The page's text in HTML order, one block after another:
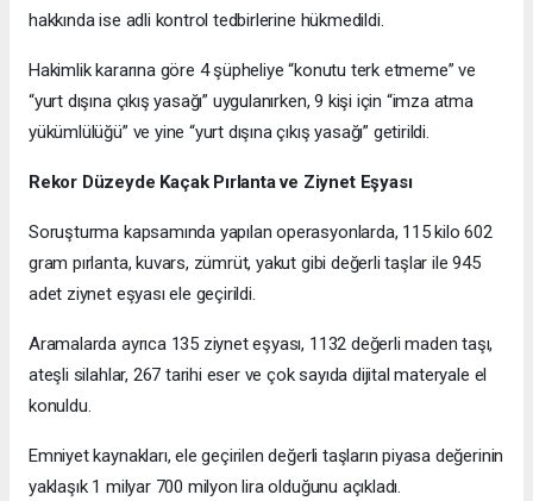
hakkında ise adli kontrol tedbirlerine hükmedildi.
Hakimlik kararına göre 4 şüpheliye “konutu terk etmeme” ve
“yurt dışına çıkış yasağı” uygulanırken, 9 kişi için “imza atma
yükümlülüğü” ve yine “yurt dışına çıkış yasağı” getirildi.
Rekor Düzeyde Kaçak Pırlanta ve Ziynet Eşyası
Soruşturma kapsamında yapılan operasyonlarda, 115 kilo 602
gram pırlanta, kuvars, zümrüt, yakut gibi değerli taşlar ile 945
adet ziynet eşyası ele geçirildi.
Aramalarda ayrıca 135 ziynet eşyası, 1132 değerli maden taşı,
ateşli silahlar, 267 tarihi eser ve çok sayıda dijital materyale el
konuldu.
Emniyet kaynakları, ele geçirilen değerli taşların piyasa değerinin
yaklaşık 1 milyar 700 milyon lira olduğunu açıkladı.